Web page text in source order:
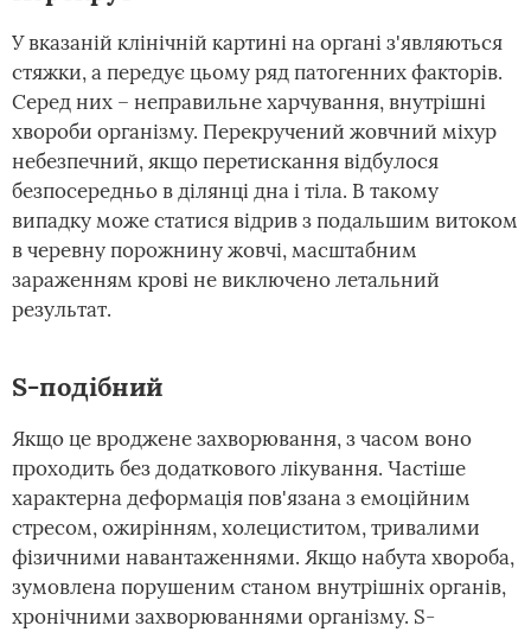
У вказаній клінічній картині на органі з'являються
стяжки, а передує цьому ряд патогенних факторів.
Серед них – неправильне харчування, внутрішні
хвороби організму. Перекручений жовчний міхур
небезпечний, якщо перетискання відбулося
безпосередньо в ділянці дна і тіла. В такому
випадку може статися відрив з подальшим витоком
в черевну порожнину жовчі, масштабним
зараженням крові не виключено летальний
результат.
S-подібний
Якщо це вроджене захворювання, з часом воно
проходить без додаткового лікування. Частіше
характерна деформація пов'язана з емоційним
стресом, ожирінням, холециститом, тривалими
фізичними навантаженнями. Якщо набута хвороба,
зумовлена порушеним станом внутрішніх органів,
хронічними захворюваннями організму. S-